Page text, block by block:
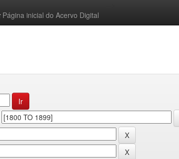
Página inicial do Acervo Digital